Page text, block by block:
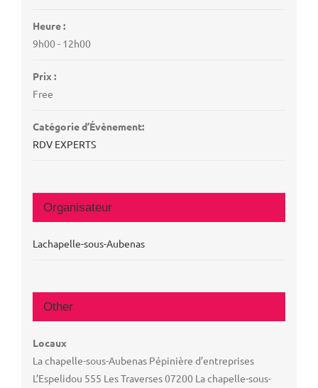
Heure :
9h00 - 12h00
Prix :
Free
Catégorie d’Évènement:
RDV EXPERTS
Organisateur
Lachapelle-sous-Aubenas
Other
Locaux
La chapelle-sous-Aubenas Pépinière d’entreprises
L’Espelidou 555 Les Traverses 07200 La chapelle-sous-